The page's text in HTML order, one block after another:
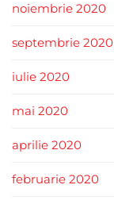
noiembrie 2020
septembrie 2020
iulie 2020
mai 2020
aprilie 2020
februarie 2020